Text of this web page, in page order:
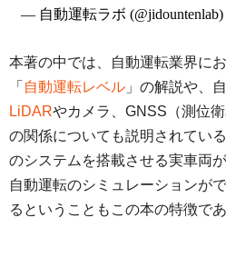
— 自動運転ラボ (@jidountenlab)
本著の中では、自動運転業界に
「 自動運転レベル 」の解説や、
LiDARやカメラ、GNSS（測位
の関係についても説明されてい
のシステムを搭載させる実車両
自動運転のシミュレーションが
るということもこの本の特徴で